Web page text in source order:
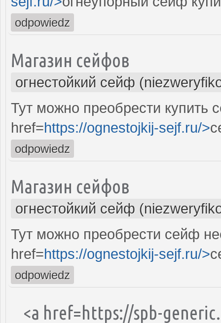
odpowiedz
Магазин сейфов
огнестойкий сейф
Тут можно преобрести купить
href=https://ognestojkij-sejf.ru/>
odpowiedz
Магазин сейфов
огнестойкий сейф
Тут можно преобрести сейф
href=https://ognestojkij-sejf.ru/>
odpowiedz
<a href=https://spb-